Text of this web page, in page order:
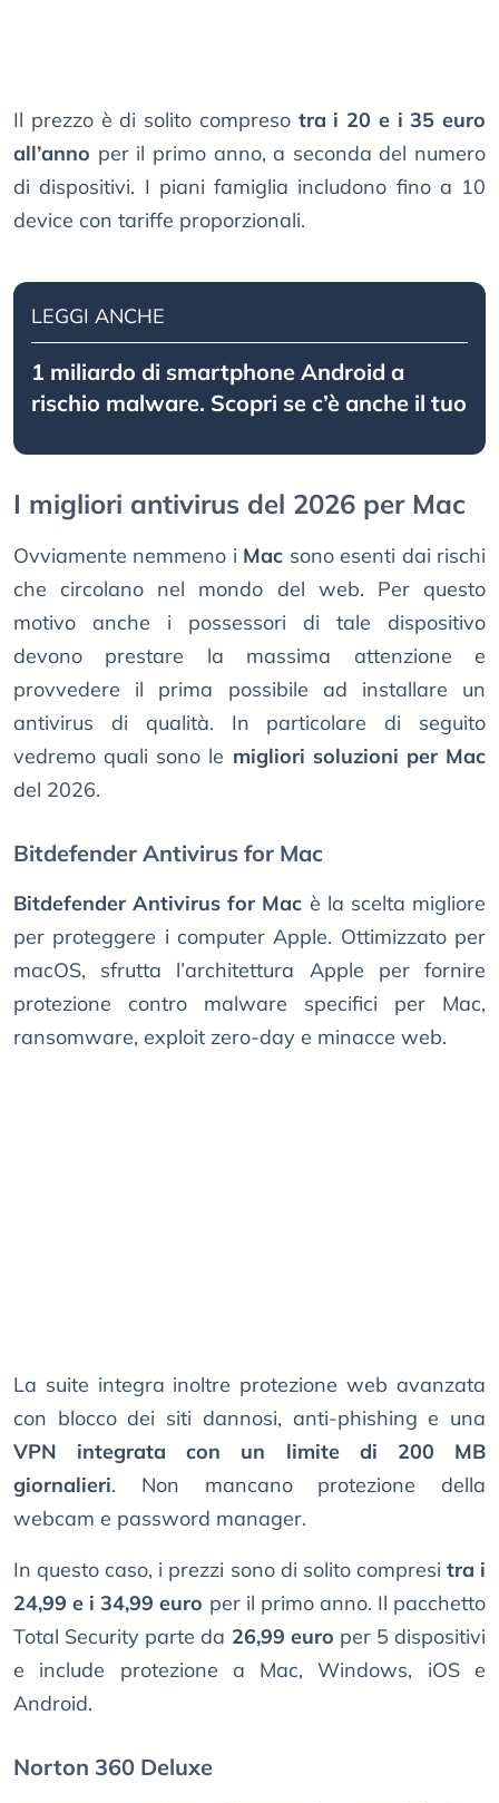
Il prezzo è di solito compreso tra i 20 e i 35 euro
all’anno per il primo anno, a seconda del numero
di dispositivi. I piani famiglia includono fino a 10
device con tariffe proporzionali.
LEGGI ANCHE
1 miliardo di smartphone Android a
rischio malware. Scopri se c’è anche il tuo
I migliori antivirus del 2026 per Mac
Ovviamente nemmeno i Mac sono esenti dai rischi
che circolano nel mondo del web. Per questo
motivo anche i possessori di tale dispositivo
devono prestare la massima attenzione e
provvedere il prima possibile ad installare un
antivirus di qualità. In particolare di seguito
vedremo quali sono le migliori soluzioni per Mac
del 2026.
Bitdefender Antivirus for Mac
Bitdefender Antivirus for Mac è la scelta migliore
per proteggere i computer Apple. Ottimizzato per
macOS, sfrutta l’architettura Apple per fornire
protezione contro malware specifici per Mac,
ransomware, exploit zero-day e minacce web.
La suite integra inoltre protezione web avanzata
con blocco dei siti dannosi, anti-phishing e una
VPN integrata con un limite di 200 MB
giornalieri. Non mancano protezione della
webcam e password manager.
In questo caso, i prezzi sono di solito compresi tra i
24,99 e i 34,99 euro per il primo anno. Il pacchetto
Total Security parte da 26,99 euro per 5 dispositivi
e include protezione a Mac, Windows, iOS e
Android.
Norton 360 Deluxe